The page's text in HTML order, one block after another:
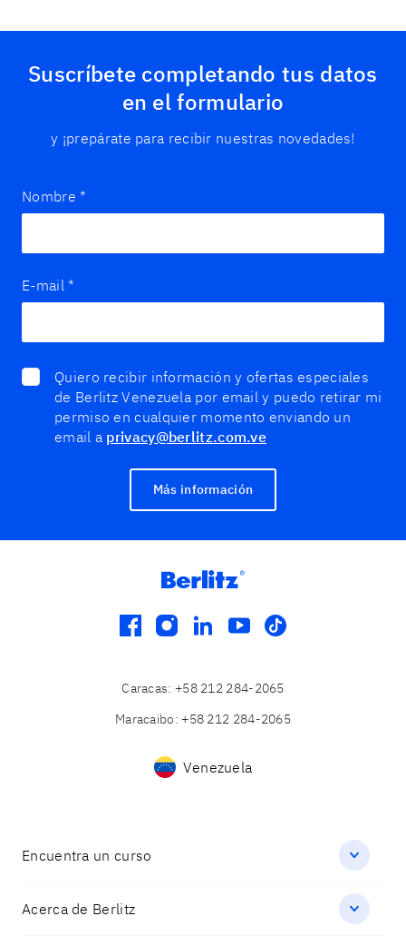
Suscríbete completando tus datos
en el formulario
y ¡prepárate para recibir nuestras novedades!
Nombre *
E-mail *
Quiero recibir información y ofertas especiales
de Berlitz Venezuela por email y puedo retirar mi
permiso en cualquier momento enviando un
email a privacy@berlitz.com.ve
Más información
facebook
instagram
linkedin
youtube
tiktok
Caracas: +58 212 284-2065
Maracaibo: +58 212 284-2065
Venezuela
Encuentra un curso
Acerca de Berlitz